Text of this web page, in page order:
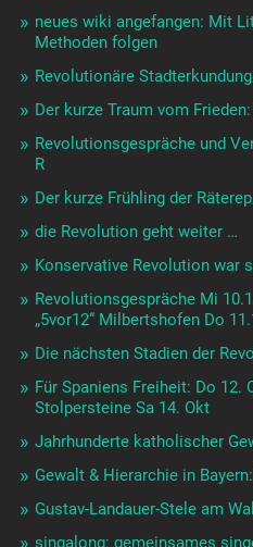
neues wiki angefangen: Mit
Methoden folgen
Revolutionäre
Der kurze Traum vom
Revolutionsgespräche und
R
Der kurze Frühling der
die Revolution geht weiter …
Konservative Revolution war
Revolutionsgespräche Mi
„5vor12“ Milbertshofen Do
Die nächsten Stadien der
Für Spaniens Freiheit: Do 12.
Stolpersteine Sa 14. Okt
Jahrhunderte katholischer
Gewalt & Hierarchie in
Gustav-Landauer-Stele am
singalong: gemeinsames